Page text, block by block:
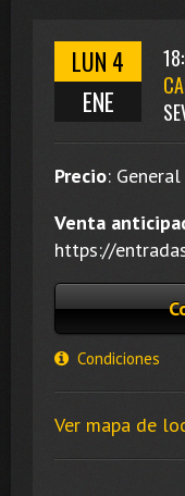
LUN 4
ENE
Precio:
Venta
https://
Condiciones
Ver mapa de